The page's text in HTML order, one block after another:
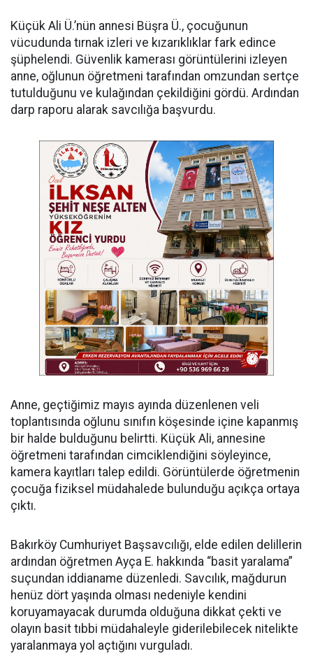
Küçük Ali Ü.’nün annesi Büşra Ü., çocuğunun
vücudunda tırnak izleri ve kızarıklıklar fark edince
şüphelendi. Güvenlik kamerası görüntülerini izleyen
anne, oğlunun öğretmeni tarafından omzundan sertçe
tutulduğunu ve kulağından çekildiğini gördü. Ardından
darp raporu alarak savcılığa başvurdu.
Anne, geçtiğimiz mayıs ayında düzenlenen veli
toplantısında oğlunu sınıfın köşesinde içine kapanmış
bir halde bulduğunu belirtti. Küçük Ali, annesine
öğretmeni tarafından cimciklendiğini söyleyince,
kamera kayıtları talep edildi. Görüntülerde öğretmenin
çocuğa fiziksel müdahalede bulunduğu açıkça ortaya
çıktı.
Bakırköy Cumhuriyet Başsavcılığı, elde edilen delillerin
ardından öğretmen Ayça E. hakkında “basit yaralama”
suçundan iddianame düzenledi. Savcılık, mağdurun
henüz dört yaşında olması nedeniyle kendini
koruyamayacak durumda olduğuna dikkat çekti ve
olayın basit tıbbi müdahaleyle giderilebilecek nitelikte
yaralanmaya yol açtığını vurguladı.